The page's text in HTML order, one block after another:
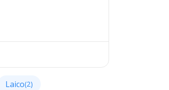
Laico(2)